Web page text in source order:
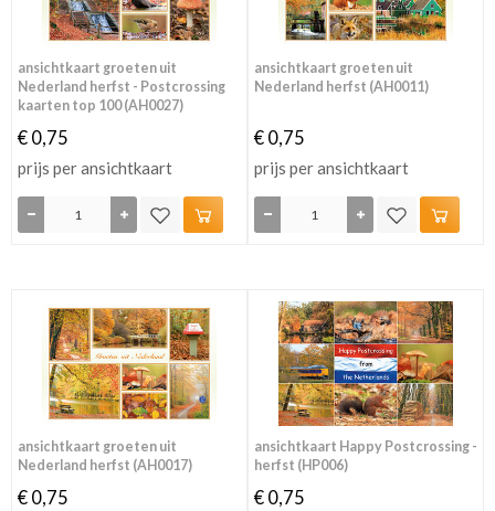
ansichtkaart groeten uit
Nederland herfst - Postcrossing
kaarten top 100 (AH0027)
€ 0,75
prijs per ansichtkaart
ansichtkaart groeten uit
Nederland herfst (AH0011)
€ 0,75
prijs per ansichtkaart
ansichtkaart groeten uit
Nederland herfst (AH0017)
€ 0,75
ansichtkaart Happy Postcrossing -
herfst (HP006)
€ 0,75